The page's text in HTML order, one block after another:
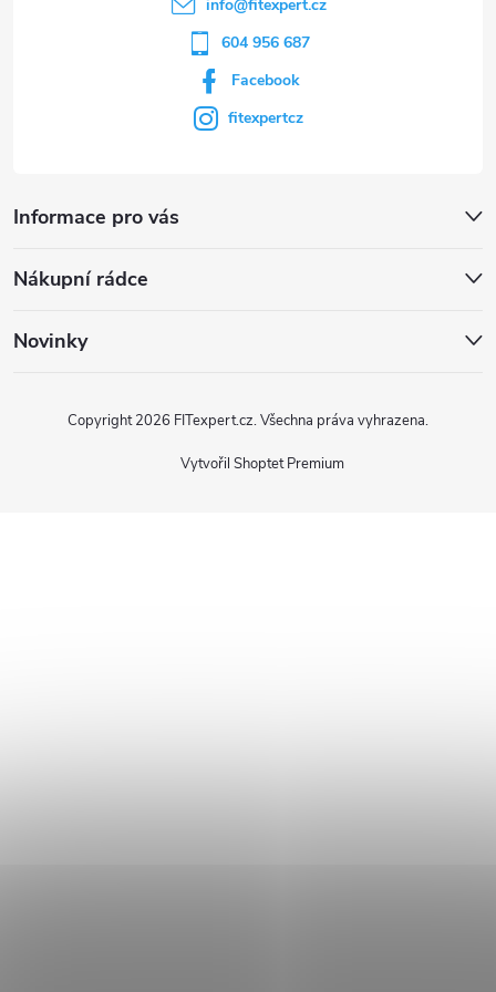
info@fitexpert.cz
604 956 687
Facebook
fitexpertcz
Informace pro vás
Nákupní rádce
Novinky
Vytvořil Shoptet Premium
Copyright 2026 FITexpert.cz. Všechna práva vyhrazena.